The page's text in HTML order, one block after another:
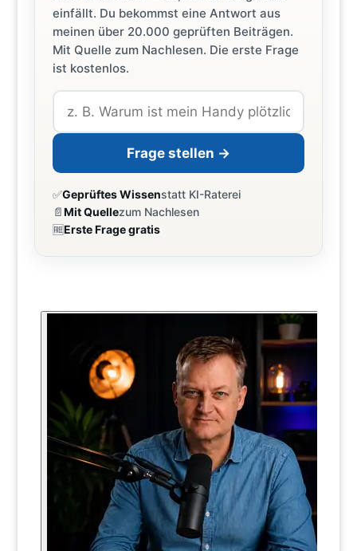
einfällt. Du bekommst eine Antwort aus
meinen über 20.000 geprüften Beiträgen.
Mit Quelle zum Nachlesen. Die erste Frage
ist kostenlos.
Frage stellen →
✅Geprüftes Wissenstatt KI-Raterei
📄Mit Quellezum Nachlesen
🆓Erste Frage gratis